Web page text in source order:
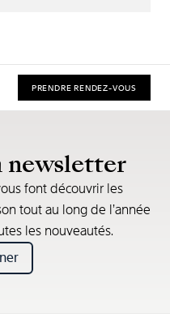
PRENDRE RENDEZ-VOUS
newsletter
font découvrir les
tout au long de l’année
les nouveautés.